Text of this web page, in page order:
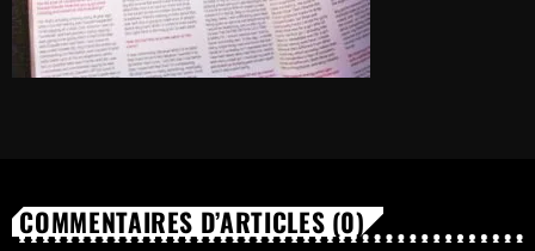
COMMENTAIRES D’ARTICLES (0)